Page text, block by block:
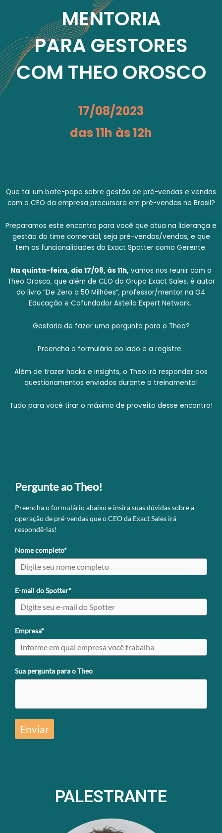
MENTORIA
PARA GESTORES
COM THEO OROSCO
17/08/2023
das 11h às 12h
Que tal um bate-papo sobre gestão de pré-vendas e vendas
com o CEO da empresa precursora em pré-vendas no Brasil?
Preparamos este encontro para você que atua na liderança e
gestão do time comercial, seja pré-vendas/vendas, e que
tem as funcionalidades do Exact Spotter como Gerente.
Na quinta-feira, dia 17/08, às 11h, vamos nos reunir com o
Theo Orosco, que além de CEO do Grupo Exact Sales, é autor
do livro “De Zero a 50 Milhões”, professor/mentor na G4
Educação e Cofundador Astella Expert Network.
Gostaria de fazer uma pergunta para o Theo?
Preencha o formulário ao lado e a registre .
Além de trazer hacks e insights, o Theo irá responder aos
questionamentos enviados durante o treinamento!
Tudo para você tirar o máximo de proveito desse encontro!
Pergunte ao Theo!
Preencha o formulário abaixo e insira suas dúvidas sobre a
operação de pré-vendas que o CEO da Exact Sales irá
respondê-las!
Nome completo*
E-mail do Spotter*
Empresa*
Sua pergunta para o Theo
Enviar
PALESTRANTE